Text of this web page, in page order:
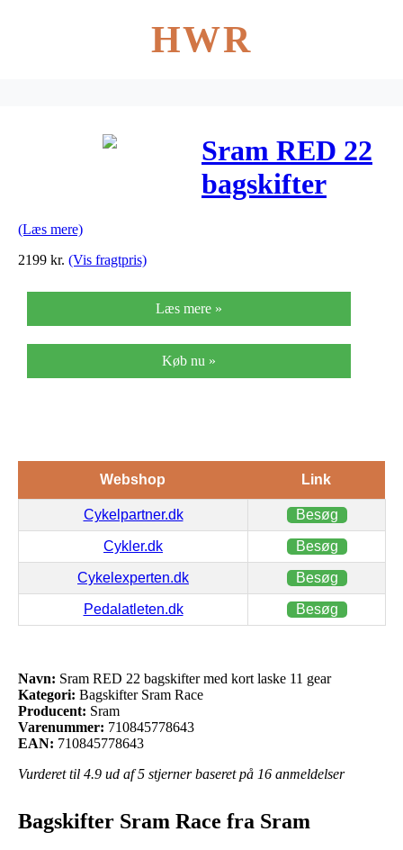
HWR
Sram RED 22
bagskifter
(Læs mere)
2199 kr. (Vis fragtpris)
Læs mere »
Køb nu »
Webshop Link
Cykelpartner.dk Besøg
Cykler.dk Besøg
Cykelexperten.dk Besøg
Pedalatleten.dk Besøg
Navn: Sram RED 22 bagskifter med kort laske 11 gear
Kategori: Bagskifter Sram Race
Producent: Sram
Varenummer: 710845778643
EAN: 710845778643
Vurderet til 4.9 ud af 5 stjerner baseret på 16 anmeldelser
Bagskifter Sram Race fra Sram